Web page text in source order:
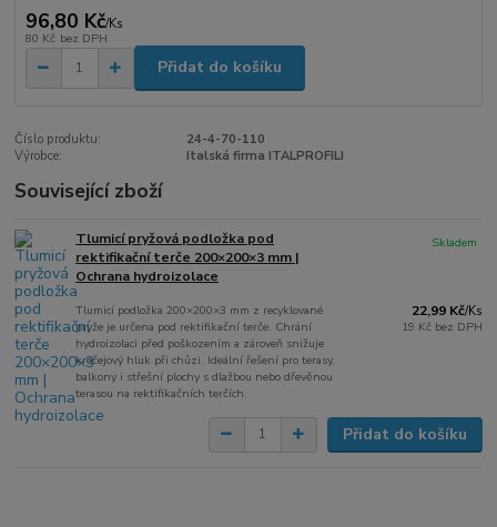
96,80 Kč/Ks
80 Kč bez DPH
Přidat do košíku
Číslo produktu:
24-4-70-110
Výrobce:
Italská firma ITALPROFILI
Související zboží
Tlumicí pryžová podložka pod
rektifikační terče 200×200×3 mm |
Ochrana hydroizolace
Tlumicí podložka 200×200×3 mm z recyklované
pryže je určena pod rektifikační terče. Chrání
hydroizolaci před poškozením a zároveň snižuje
kročejový hluk při chůzi. Ideální řešení pro terasy,
balkony i střešní plochy s dlažbou nebo dřevěnou
terasou na rektifikačních terčích.
22,99 Kč/Ks
19 Kč bez DPH
Skladem
Přidat do košíku